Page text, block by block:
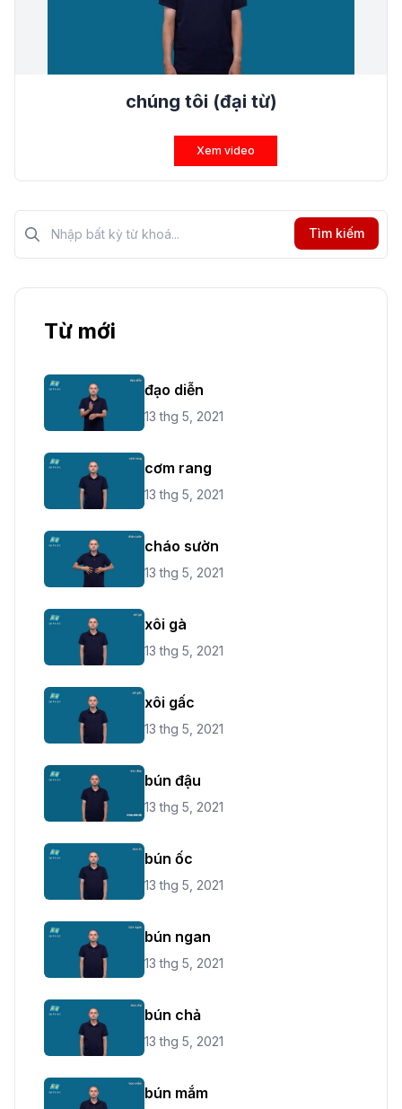
chúng tôi (đại từ)
Xem video
Tìm kiếm?>
Tìm kiếm
Từ mới
đạo diễn
13 thg 5, 2021
cơm rang
13 thg 5, 2021
cháo sườn
13 thg 5, 2021
xôi gà
13 thg 5, 2021
xôi gấc
13 thg 5, 2021
bún đậu
13 thg 5, 2021
bún ốc
13 thg 5, 2021
bún ngan
13 thg 5, 2021
bún chả
13 thg 5, 2021
bún mắm